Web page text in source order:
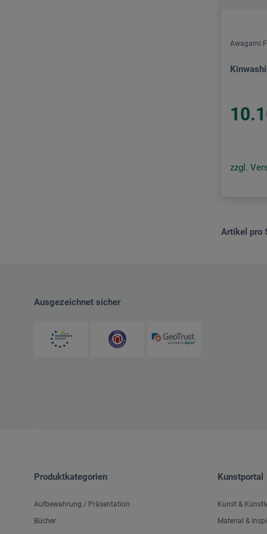
Awagami
Kinwashi
zzgl.
Artikel pro
Ausgezeichnet sicher
Produktkategorien
Aufbewahrung / Präsentation
Bücher
Kunstportal
Kunst &
Material &